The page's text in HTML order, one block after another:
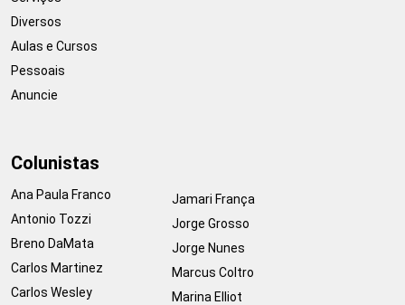
Diversos
Aulas e Cursos
Pessoais
Anuncie
Colunistas
Ana Paula Franco
Antonio Tozzi
Breno DaMata
Carlos Martinez
Carlos Wesley
Jamari França
Jorge Grosso
Jorge Nunes
Marcus Coltro
Marina Elliot